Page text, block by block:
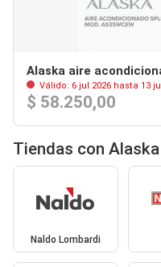
Alaska aire
Válido: 6 jul 2026 hasta 13
$ 58.250,00
Tiendas con
Naldo Lombardi